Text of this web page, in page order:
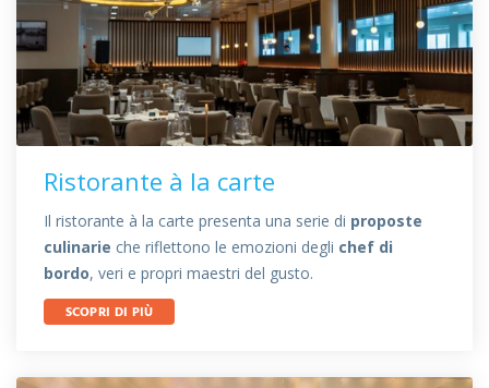
Ristorante à la carte
Il ristorante à la carte presenta una serie di proposte
culinarie che riflettono le emozioni degli chef di
bordo, veri e propri maestri del gusto.
SCOPRI DI PIÙ